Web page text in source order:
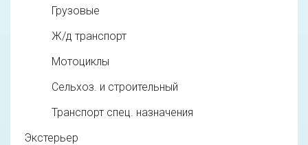
Грузовые
Ж/д транспорт
Мотоциклы
Сельхоз. и строительный
Транспорт спец. назначения
Экстерьер